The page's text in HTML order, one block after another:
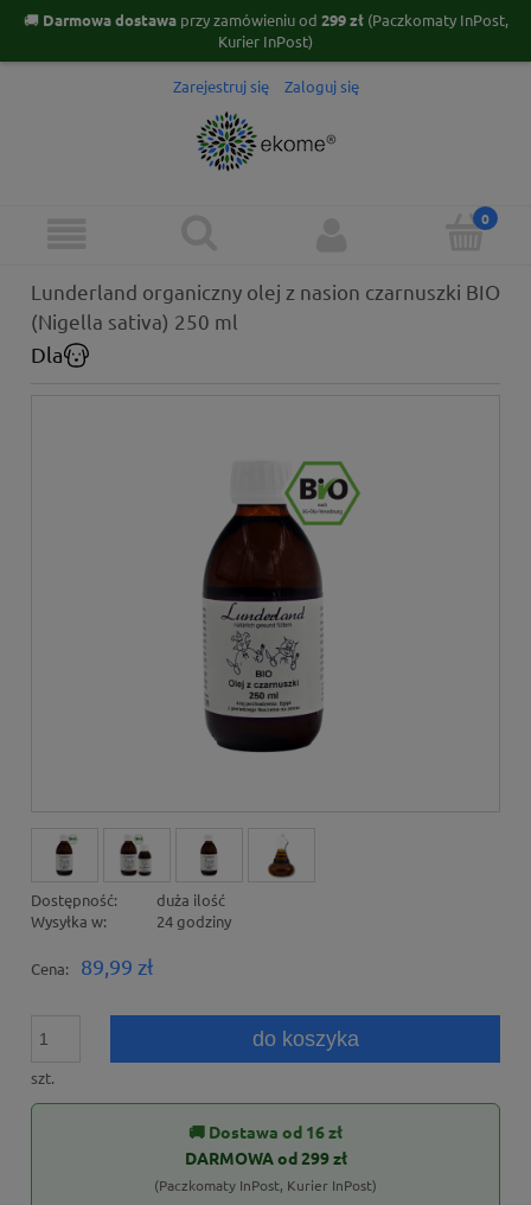
🚚 Darmowa dostawaprzy zamówieniu od 299 zł(Paczkomaty InPost,
Kurier InPost)
Zarejestruj się Zaloguj się
Lunderland organiczny olej z nasion czarnuszki BIO
(Nigella sativa) 250 ml
Dla
Dostępność:
duża ilość
Wysyłka w:
24 godziny
Cena: 89,99 zł
szt.
do koszyka
🚚 Dostawa od 16 zł
DARMOWA od 299 zł
(Paczkomaty InPost, Kurier InPost)